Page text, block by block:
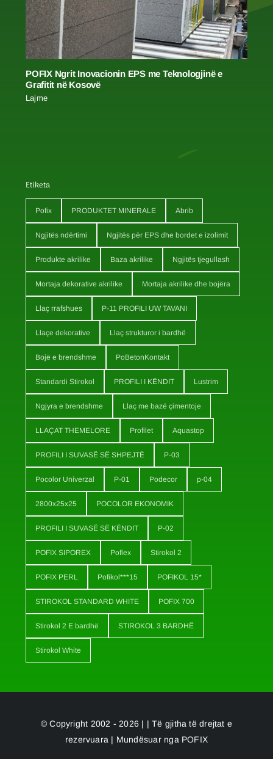
POFIX Ngrit Inovacionin EPS me Teknologjinë e
Grafitit në Kosovë
Lajme
Etiketa
Pofix PRODUKTET MINERALE Abrib
Ngjitës ndërtimi Ngjitës për EPS dhe bordet e izolimit
Produkte akrilike Baza akrilike Ngjitës tjegullash
Mortaja dekorative akrilike Mortaja akrilike dhe bojëra
Llaç rrafshues P-11 PROFILI UW TAVANI
Llaçe dekorative Llaç strukturor i bardhë
Bojë e brendshme PoBetonKontakt
Standardi Stirokol PROFILI I KËNDIT Lustrim
Ngjyra e brendshme Llaç me bazë çimentoje
LLAÇAT THEMELORE Profilet Aquastop
PROFILI I SUVASË SË SHPEJTË P-03
Pocolor Univerzal P-01 Podecor p-04
2800x25x25 POCOLOR EKONOMIK
PROFILI I SUVASË SË KËNDIT P-02
POFIX SIPOREX Poflex Stirokol 2
POFIX PERL Pofikol***15 POFIKOL 15*
STIROKOL STANDARD WHITE POFIX 700
Stirokol 2 E bardhë STIROKOL 3 BARDHË
Stirokol White
© Copyright 2002 - 2026 | | Të gjitha të drejtat e
rezervuara | Mundësuar nga POFIX